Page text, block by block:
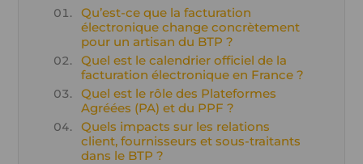
Qu’est-ce que la facturation
électronique change concrètement
pour un artisan du BTP ?
Quel est le calendrier officiel de la
facturation électronique en France ?
Quel est le rôle des Plateformes
Agréées (PA) et du PPF ?
Quels impacts sur les relations
client, fournisseurs et sous-traitants
dans le BTP ?